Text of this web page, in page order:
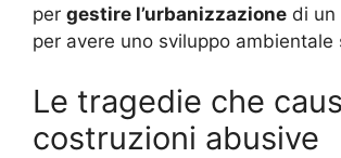
per gestire l’urbanizzazione di un
per avere uno sviluppo ambientale
Le tragedie che
costruzioni abusive